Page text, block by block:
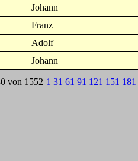
Johann
Franz
Adolf
Johann
von 1552 1 31 61 91 121 151 181